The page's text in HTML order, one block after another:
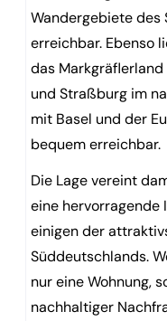
Wandergebiete des
erreichbar. Ebenso
das
und Straßburg im
mit Basel und der
bequem erreichbar.
Die Lage vereint
eine hervorragende
einigen der
Süddeutschlands.
nur eine Wohnung,
nachhaltiger